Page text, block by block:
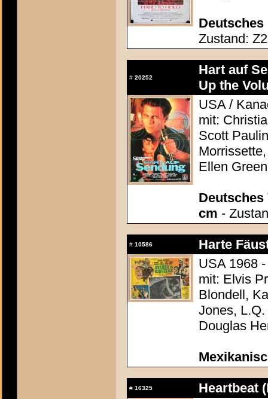
Deutsches
Zustand:
# 20252
Hart auf
Up the
USA /
mit:
Scott
Ellen
Deutsches
cm -
# 10586
Harte
USA 1968
mit: Elvis
Blondell,
Jones,
Douglas
# 16325
Heartbeat